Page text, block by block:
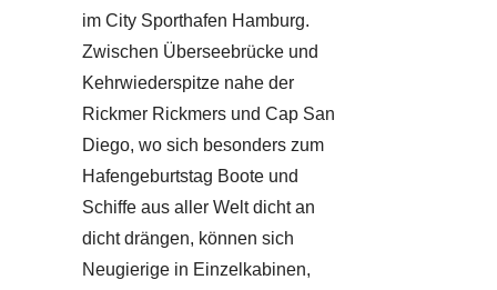
im City Sporthafen Hamburg.
Zwischen Überseebrücke und
Kehrwiederspitze nahe der
Rickmer Rickmers und Cap San
Diego, wo sich besonders zum
Hafengeburtstag Boote und
Schiffe aus aller Welt dicht an
dicht drängen, können sich
Neugierige in Einzelkabinen,